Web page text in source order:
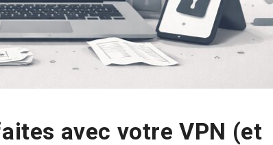
avec votre VPN (et